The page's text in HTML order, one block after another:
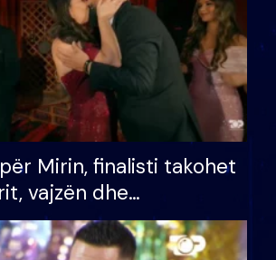
Mirin, finalisti takohet
vajzën dhe
S’kemi ndonjë letër
jo?